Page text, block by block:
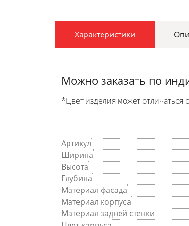
Характеристики
Можно заказать по
*Цвет изделия может отличаться
Артикул
Ширина
Высота
Глубина
Материал фасада
Материал корпуса
Материал задней стенки